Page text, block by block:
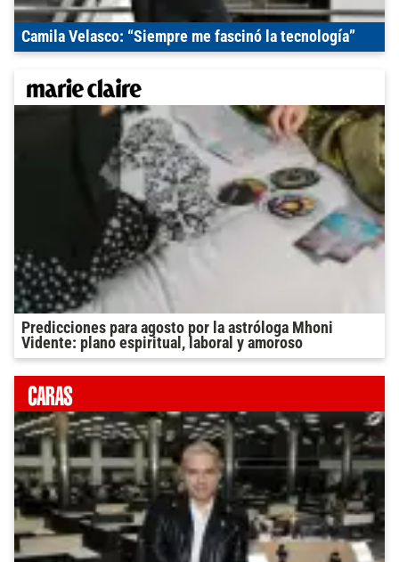
Camila Velasco: “Siempre me fascinó la tecnología”
Predicciones para agosto por la astróloga Mhoni
Vidente: plano espiritual, laboral y amoroso